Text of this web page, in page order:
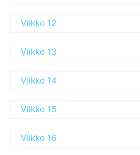
Viikko 12
Viikko 13
Viikko 14
Viikko 15
Viikko 16